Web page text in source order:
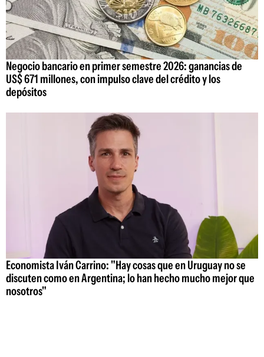
Negocio bancario en primer semestre 2026: ganancias de
US$ 671 millones, con impulso clave del crédito y los
depósitos
Economista Iván Carrino: "Hay cosas que en Uruguay no se
discuten como en Argentina; lo han hecho mucho mejor que
nosotros"